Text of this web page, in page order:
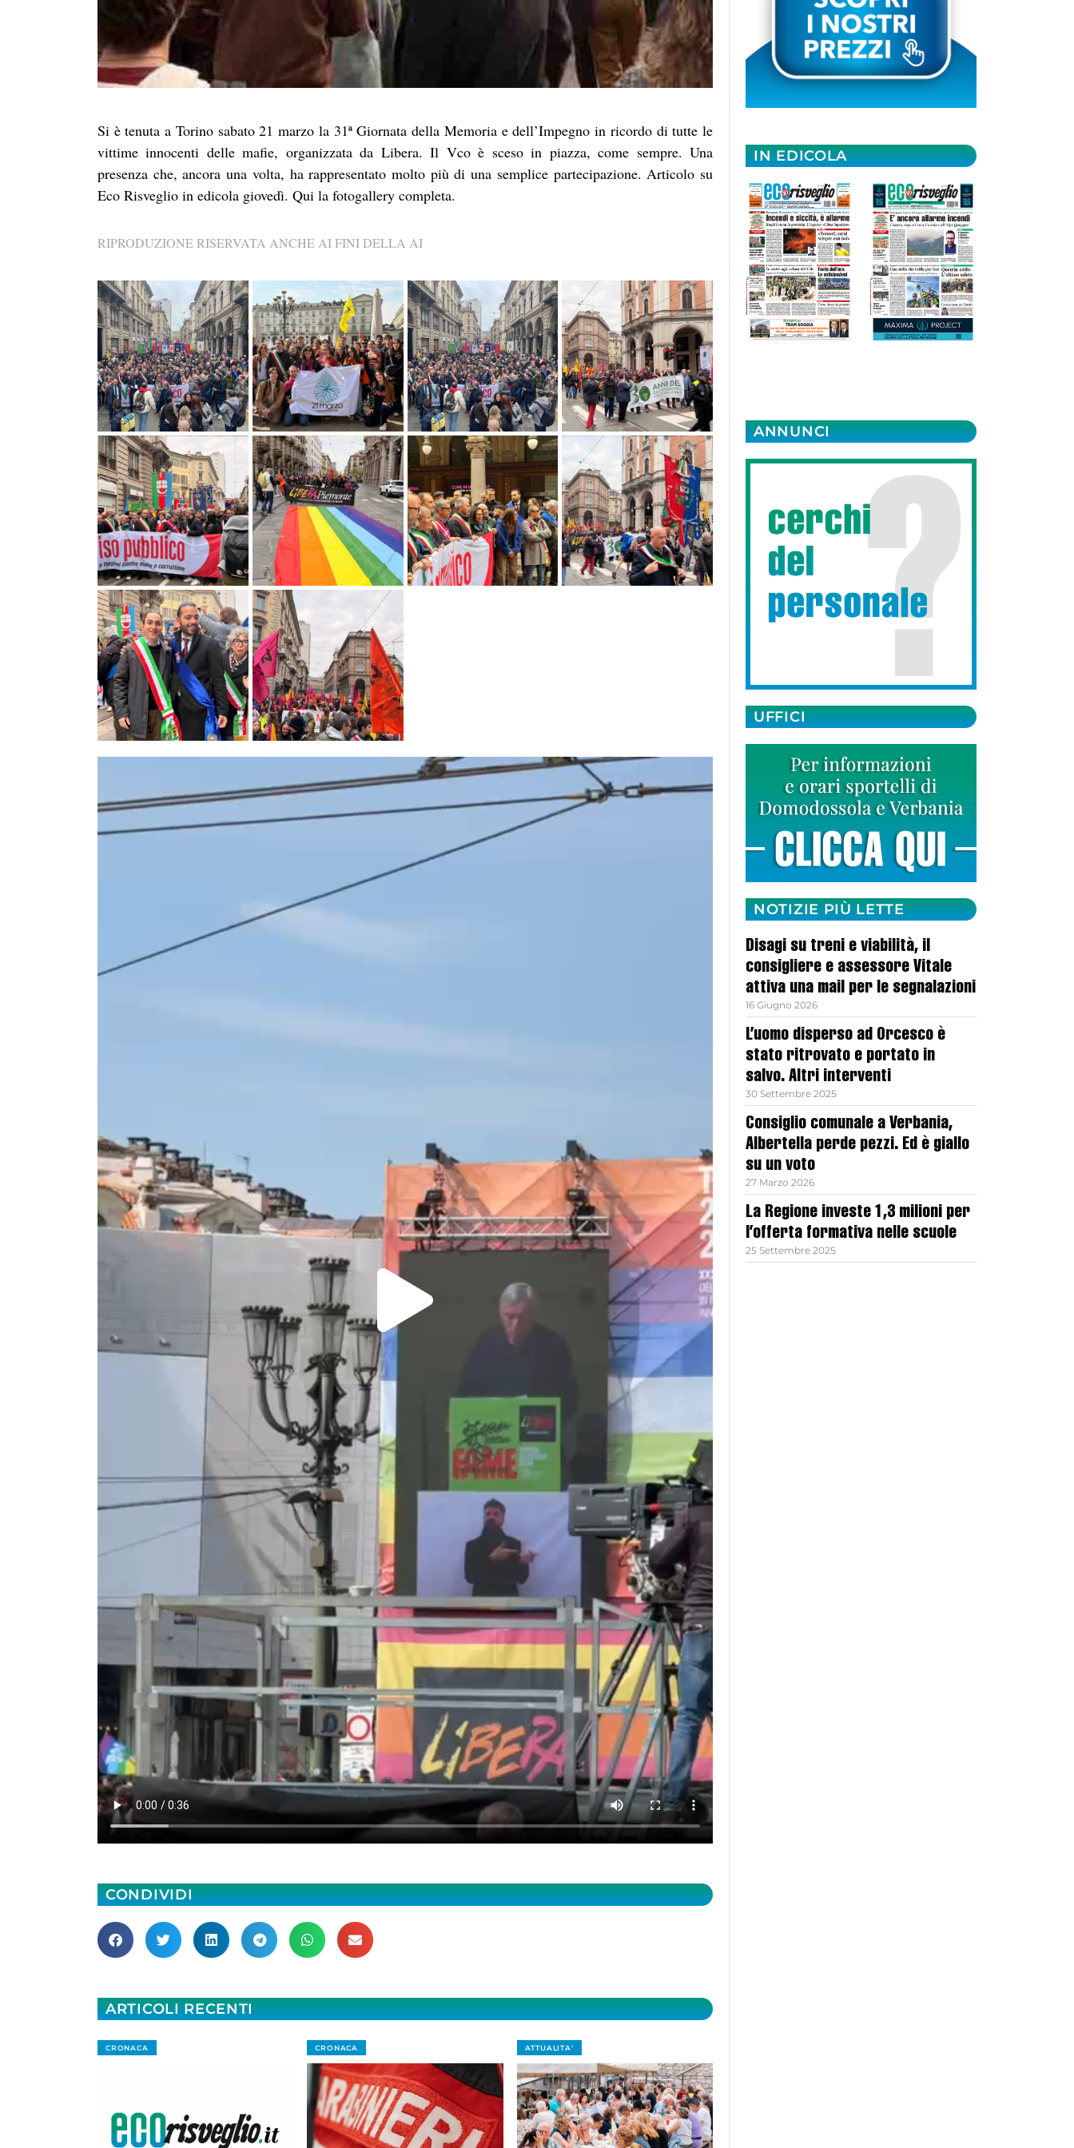
Si è tenuta a Torino sabato 21 marzo la 31ª Giornata della Memoria e dell’Impegno in ricordo di tutte le
vittime innocenti delle mafie, organizzata da Libera. Il Vco è sceso in piazza, come sempre. Una
presenza che, ancora una volta, ha rappresentato molto più di una semplice partecipazione. Articolo su
Eco Risveglio in edicola giovedì. Qui la fotogallery completa.
RIPRODUZIONE RISERVATA ANCHE AI FINI DELLA AI
CONDIVIDI
ARTICOLI RECENTI
CRONACA CRONACA ATTUALITA'
IN EDICOLA
ANNUNCI
UFFICI
NOTIZIE PIÙ LETTE
Disagi su treni e viabilità, il
consigliere e assessore Vitale
attiva una mail per le segnalazioni
16 Giugno 2026
L’uomo disperso ad Orcesco è
stato ritrovato e portato in
salvo. Altri interventi
30 Settembre 2025
Consiglio comunale a Verbania,
Albertella perde pezzi. Ed è giallo
su un voto
27 Marzo 2026
La Regione investe 1,3 milioni per
l’offerta formativa nelle scuole
25 Settembre 2025